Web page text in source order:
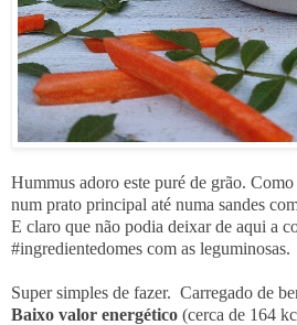
Hummus adoro este puré de grão.
num prato principal até numa sandes
E claro que não podia deixar de aqui a
#ingredientedomes com as leguminosas.
Super simples de fazer. Carregado de
Baixo valor energético (cerca de 164